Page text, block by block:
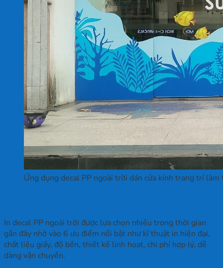
Ứng dụng decal PP ngoài trời dán cửa kính trang trí
In decal PP ngoài trời được lựa chọn nhiều trong thời gian
gần đây nhờ vào 6 ưu điểm nổi bật như kĩ thuật in hiện đại,
chất liệu giấy, độ bền, thiết kế linh hoạt, chi phí hợp lý, dễ
dàng vận chuyển.